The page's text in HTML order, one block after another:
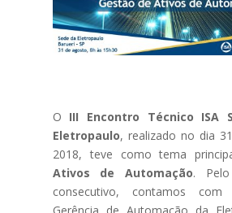
O III Encontro Técnico ISA
Eletropaulo, realizado no dia
2018, teve como tema
Ativos de Automação.
consecutivo, contamos